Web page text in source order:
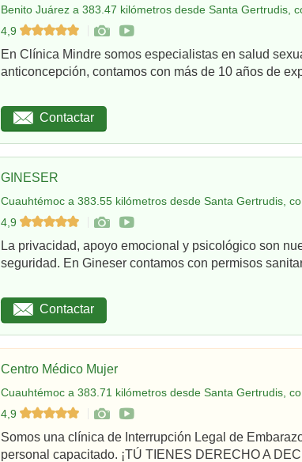
Benito Juárez a 383.47 kilómetros desde Santa Gertrudis,
4,9
En Clínica Mindre somos especialistas en salud
anticoncepción, contamos con más de 10 años de
Contactar
GINESER
Cuauhtémoc a 383.55 kilómetros desde Santa Gertrudis,
4,9
La privacidad, apoyo emocional y psicológico son
seguridad. En Gineser contamos con permisos
Contactar
Centro Médico Mujer
Cuauhtémoc a 383.71 kilómetros desde Santa Gertrudis,
4,9
Somos una clínica de Interrupción Legal de
personal capacitado. ¡TÚ TIENES DERECHO A